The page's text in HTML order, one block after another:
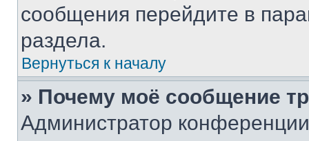
сообщения перейдите в
раздела.
Вернуться к началу
» Почему моё сообщение
Администратор